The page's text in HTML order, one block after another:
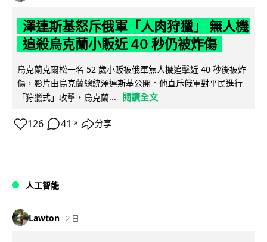
澤連斯基怒斥俄軍「人肉狩獵」 無人機
追殺烏克蘭小販近 40 秒仍被炸傷
烏克蘭克爾松一名 52 歲小販被俄軍無人機追擊近 40 秒後被炸
傷，影片由烏克蘭總統澤連斯基公開。他直斥俄軍對平民進行
「狩獵式」攻擊，烏克蘭...
閱讀全文
126 41 ↗ 分享
人工智能
Lawton 2 日